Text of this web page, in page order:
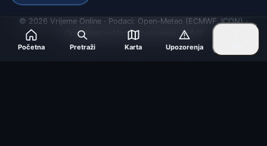
© 2026 Vrijeme Online · Podaci: Open-Meteo (ECMWF, ICON) ·
OpenWeatherMap · Upozorenja: DHMZ
Početna Pretraži Karta Upozorenja